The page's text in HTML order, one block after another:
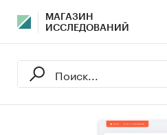
МАГАЗИН
ИССЛЕДОВАНИЙ